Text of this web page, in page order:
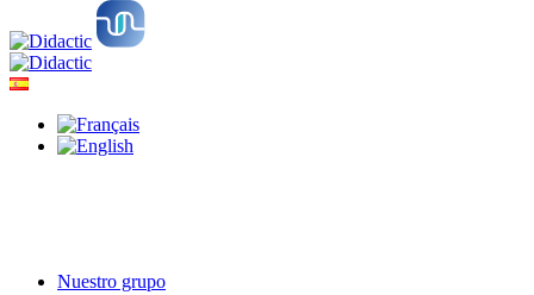
Nuestro grupo